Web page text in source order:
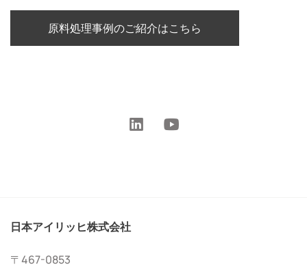
原料処理事例のご紹介はこちら
日本アイリッヒ株式会社
〒467-0853